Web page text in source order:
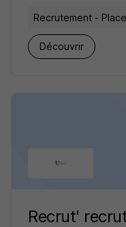
Recrutement -
Découvrir
Recrut'